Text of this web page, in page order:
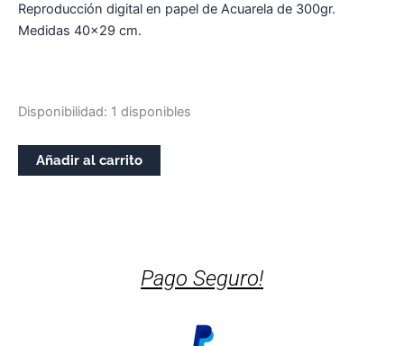
Reproducción digital en papel de Acuarela de 300gr.
Medidas 40×29 cm.
Disponibilidad: 1 disponibles
LÁMINA
cantidade
Añadir al carrito
Pago Seguro!